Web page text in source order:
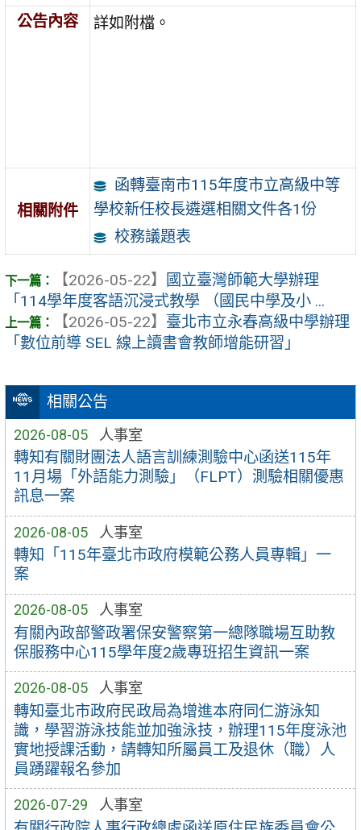
相關公告
2026-08-05 人事室
轉知有關財團法人語言訓練測驗中心函送115年
11月場「外語能力測驗」（FLPT）測驗相關優惠
訊息一案
2026-08-05 人事室
轉知「115年臺北市政府模範公務人員專輯」一
案
2026-08-05 人事室
有關內政部警政署保安警察第一總隊職場互助教
保服務中心115學年度2歲專班招生資訊一案
2026-08-05 人事室
轉知臺北市政府民政局為增進本府同仁游泳知
識，學習游泳技能並加強泳技，辦理115年度泳池
實地授課活動，請轉知所屬員工及退休（職）人
員踴躍報名參加
2026-07-29 人事室
公告內容
詳如附檔。
相關附件
函轉臺南市115年度市立高級中等
學校新任校長遴選相關文件各1份
校務議題表
【2026-05-22】
國立臺灣師範大學辦理
「114學年度客語沉浸式教學 （國民中學及小 ...
【2026-05-22】 臺北市立永春高級中學辦理
「數位前導 SEL 線上讀書會教師增能研習」